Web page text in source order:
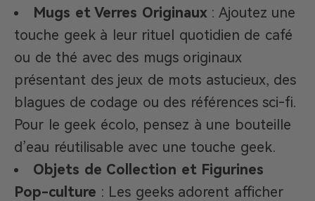
Mugs et Verres Originaux: Ajoutez une
touche geek à leur rituel quotidien de café
ou de thé avec des mugs originaux
présentant des jeux de mots astucieux, des
blagues de codage ou des références sci-fi.
Pour le geek écolo, pensez à une bouteille
d’eau réutilisable avec une touche geek.
Objets de Collection et Figurines
Pop-culture : Les geeks adorent afficher